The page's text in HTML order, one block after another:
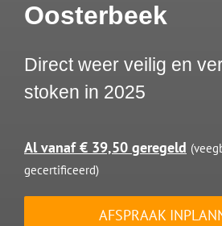
Oosterbeek
Direct weer veilig en
stoken in 2025
Al vanaf € 39,50 geregeld
gecertificeerd)
AFSPRAAK